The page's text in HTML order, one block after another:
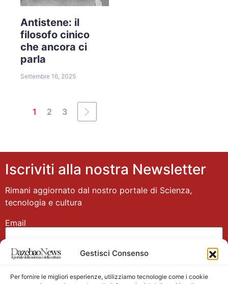
Gestisci Consenso
Per fornire le migliori esperienze, utilizziamo tecnologie come i cookie
Antistene: il
filosofo cinico
che ancora ci
parla
Settembre 16, 2025
1 2 3
Iscriviti alla nostra Newsletter
Rimani aggiornato dal nostro portale di Scienza,
tecnologia e cultura
Email
Nome